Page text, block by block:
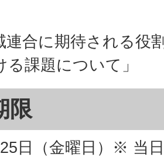
連合に期待される役
る課題について」
限
日（金曜日）※ 当